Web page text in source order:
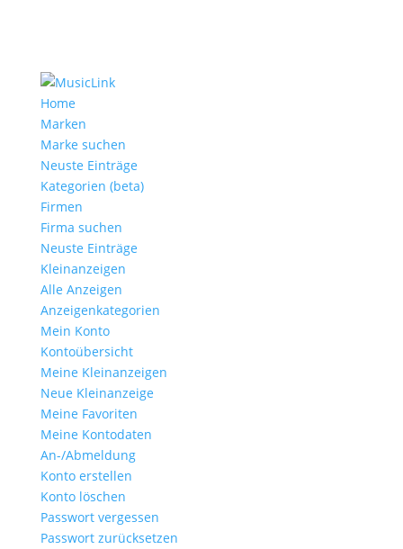
Home
Marken
Marke suchen
Neuste Einträge
Kategorien (beta)
Firmen
Firma suchen
Neuste Einträge
Kleinanzeigen
Alle Anzeigen
Anzeigen­kategorien
Mein Konto
Kontoübersicht
Meine Kleinanzeigen
Neue Kleinanzeige
Meine Favoriten
Meine Kontodaten
An-/Abmeldung
Konto erstellen
Konto löschen
Passwort vergessen
Passwort zurücksetzen